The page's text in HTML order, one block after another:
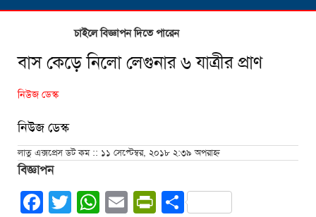
চাইলে বিজ্ঞাপন দিতে পারেন
বাস কেড়ে নিলো লেগুনার ৬ যাত্রীর প্রাণ
নিউজ ডেস্ক
নিউজ ডেস্ক
লাতু এক্সপ্রেস ডট কম :: ১১ সেপ্টেম্বর, ২০১৮ ২:৩৯ অপরাহ্ন
বিজ্ঞাপন
Facebook
Twitter
WhatsApp
EmailPrintFriendly
Share